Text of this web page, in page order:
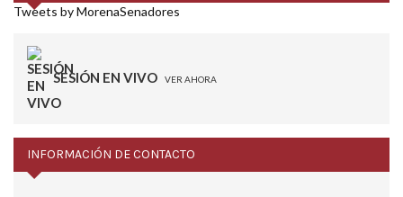
Tweets by MorenaSenadores
SESIÓN EN VIVO VER AHORA
INFORMACIÓN DE CONTACTO